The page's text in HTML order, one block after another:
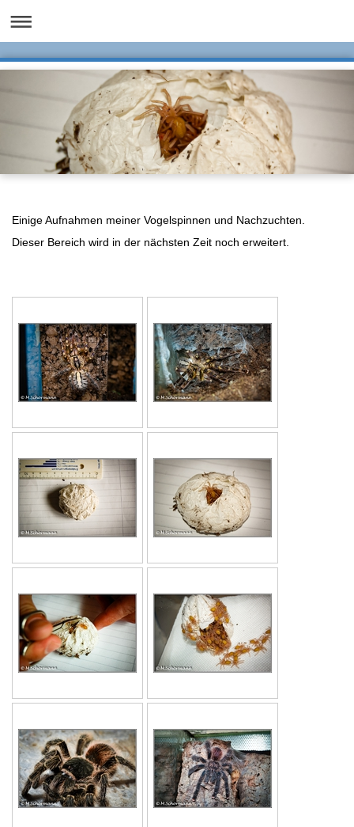
Einige Aufnahmen meiner Vogelspinnen und Nachzuchten.
Dieser Bereich wird in der nächsten Zeit noch erweitert.